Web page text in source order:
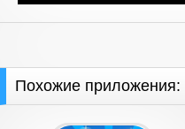
Похожие приложения: